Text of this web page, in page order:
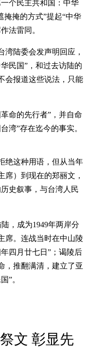
个民主共和国：中华
掩掩的方式”提起“中华
法雷同。
湾陆委会发声明回应，
民国”，和过去访陆的
会报道这些说法，只能
命的先行者”，并自命
湾”存在迄今的事实。
绝这种用语，但从当年
席）到现在的郑丽文，
史叙事，与台湾人民
，成为1949年两岸分
席。连战当时在中山陵
四月廿七日”；谒陵后
，推翻满清，建立了亚
”。
文 彰显先